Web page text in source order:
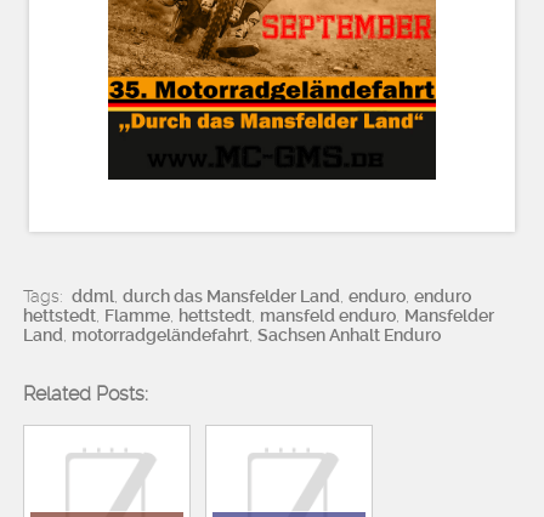
Tags: ddml durch das Mansfelder Land enduro, enduro
hettstedt, Flamme, hettstedt, mansfeld enduro, Mansfelder
Land
motorradgeländefahrt, Sachsen Anhalt Enduro
Related Posts: